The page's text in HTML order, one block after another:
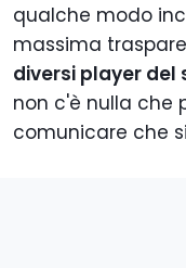
qualche modo
massima
diversi player del
non c'è nulla che
comunicare che